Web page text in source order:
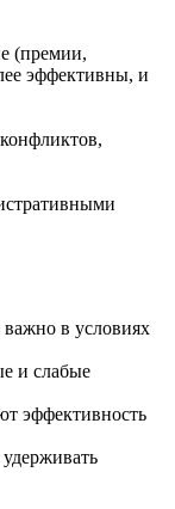
(премии,
эффективны, и
в условиях
и слабые
эффективность